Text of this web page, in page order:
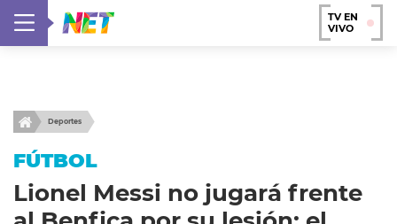
TV EN
VIVO
Deportes
FÚTBOL
Lionel Messi no jugará frente